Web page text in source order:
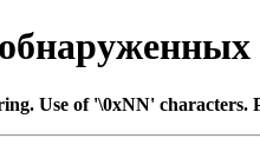
Use of '\0xNN'